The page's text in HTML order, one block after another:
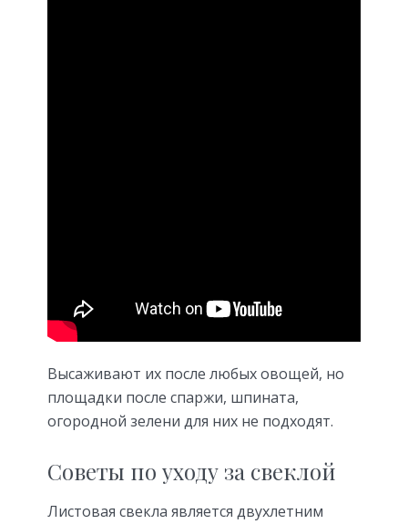
Высаживают их после любых овощей, но
площадки после спаржи, шпината,
огородной зелени для них не подходят.
Советы по уходу за свеклой
Листовая свекла является двухлетним